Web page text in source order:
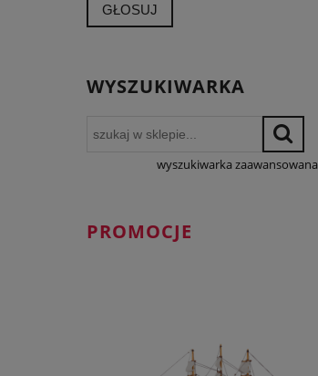
GŁOSUJ
WYSZUKIWARKA
wyszukiwarka zaawansowana
PROMOCJE